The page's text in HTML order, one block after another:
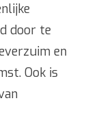
door te
en
Ook is